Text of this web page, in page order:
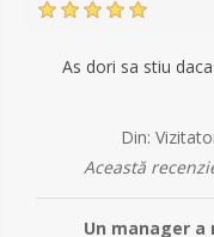
As dori sa stiu
Din:
Această
Un manager a